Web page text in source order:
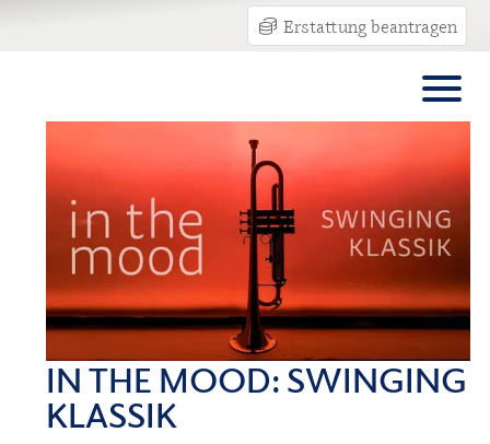
Erstattung beantragen
IN THE MOOD: SWINGING
KLASSIK